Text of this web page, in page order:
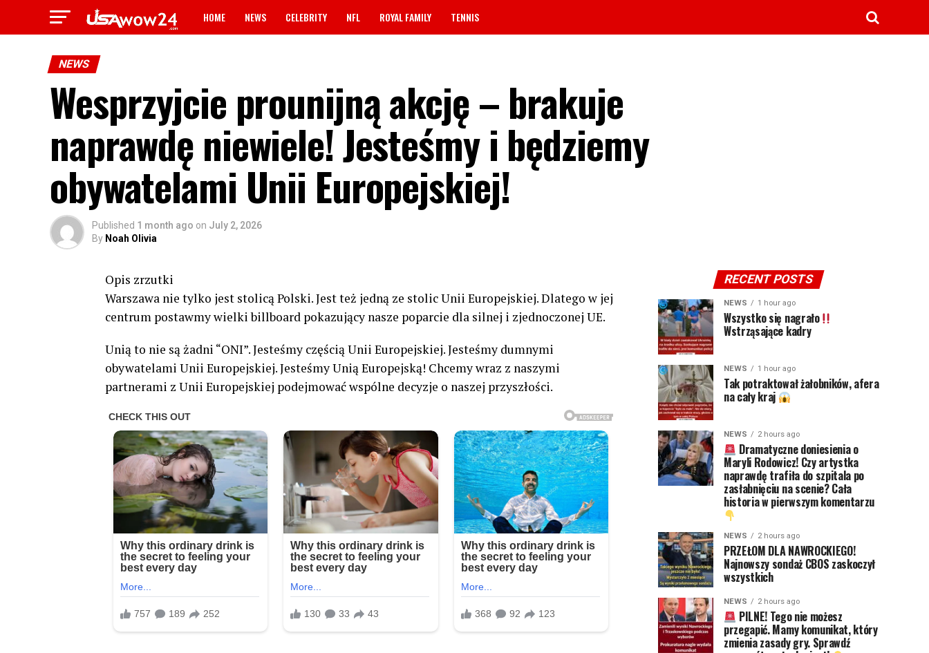
HOME NEWS CELEBRITY NFL ROYAL FAMILY TENNIS
NEWS
Wesprzyjcie prounijną akcję – brakuje
naprawdę niewiele! Jesteśmy i będziemy
obywatelami Unii Europejskiej!
Published 1 month ago on July 2, 2026
By Noah Olivia
Opis zrzutki
Warszawa nie tylko jest stolicą Polski. Jest też jedną ze stolic Unii Europejskiej. Dlatego w jej
centrum postawmy wielki billboard pokazujący nasze poparcie dla silnej i zjednoczonej UE.
Unią to nie są żadni “ONI”. Jesteśmy częścią Unii Europejskiej. Jesteśmy dumnymi
obywatelami Unii Europejskiej. Jesteśmy Unią Europejską! Chcemy wraz z naszymi
partnerami z Unii Europejskiej podejmować wspólne decyzje o naszej przyszłości.
RECENT POSTS
NEWS 1 hour ago
Wszystko się nagrało
Wstrząsające kadry
NEWS 1 hour ago
Tak potraktował żałobników, afera
na cały kraj
NEWS 2 hours ago
Dramatyczne doniesienia o
Maryli Rodowicz! Czy artystka
naprawdę trafiła do szpitala po
zasłabnięciu na scenie? Cała
historia w pierwszym komentarzu
NEWS 2 hours ago
PRZEŁOM DLA NAWROCKIEGO!
Najnowszy sondaż CBOS zaskoczył
wszystkich
NEWS 2 hours ago
PILNE! Tego nie możesz
przegapić. Mamy komunikat, który
zmienia zasady gry. Sprawdź